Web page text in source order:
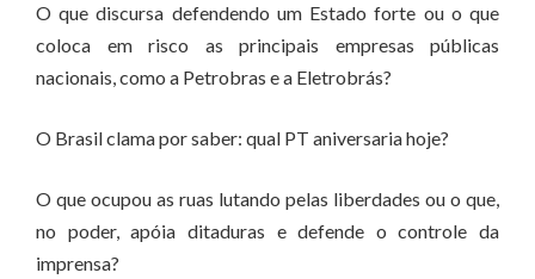
O que discursa defendendo um Estado forte ou o que
coloca em risco as principais empresas públicas
nacionais, como a Petrobras e a Eletrobrás?
O Brasil clama por saber: qual PT aniversaria hoje?
O que ocupou as ruas lutando pelas liberdades ou o que,
no poder, apóia ditaduras e defende o controle da
imprensa?